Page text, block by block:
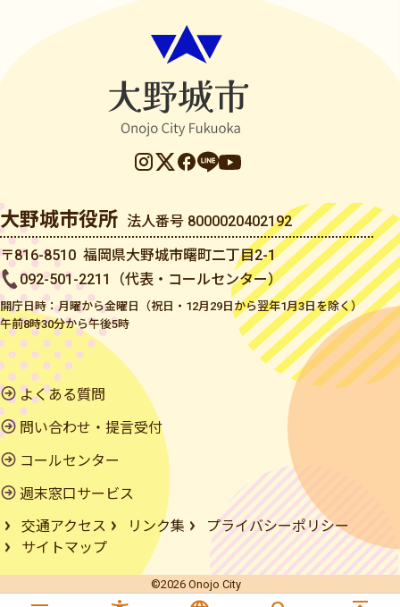
大野城市役所 法人番号 8000020402192
〒816-8510 福岡県大野城市曙町二丁目2-1
092-501-2211（代表・コールセンター）
開庁日時：月曜から金曜日（祝日・12月29日から翌年1月3日を除く）
午前8時30分から午後5時
よくある質問
問い合わせ・提言受付
コールセンター
週末窓口サービス
交通アクセス
リンク集
プライバシーポリシー
サイトマップ
©2026 Onojo City